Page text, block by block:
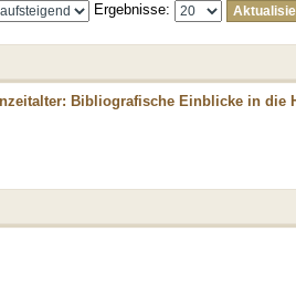
Ergebnisse:
Bibliografische Einblicke in die